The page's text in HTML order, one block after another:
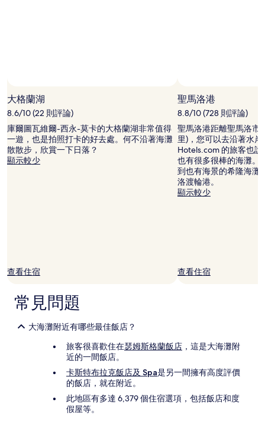
有
所
變
動，
可
能
受
到
大格蘭湖
8.6/10 (22 則評論)
庫爾圖瓦維爾-西永-莫卡的大格蘭湖非常值得
一遊，也是拍照打卡的好去處。何不沿著海灘
散散步，欣賞一下日落？
顯示較少
查看住宿
聖馬洛港
8.8/10 (728 則評論)
聖馬洛港距離聖馬洛市
里)，您可以去沿著水
Hotels.com 的旅客也
也有很多很棒的海灘。
到也有海景的希隆海灘
洛渡輪港。
顯示較少
查看住宿
常見問題
大海灘附近有哪些最佳飯店？
旅客很喜歡住在瑟姆斯格蘭飯店 ，這是大海灘附
近的一間飯店。
卡斯特布拉克飯店及 Spa是另一間擁有高度評價
的飯店，就在附近。
此地區有多達 6,379 個住宿選項，包括飯店和度
假屋等。